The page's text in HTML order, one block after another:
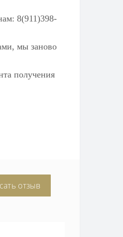
8(911)398-
мы заново
получения
отзыв